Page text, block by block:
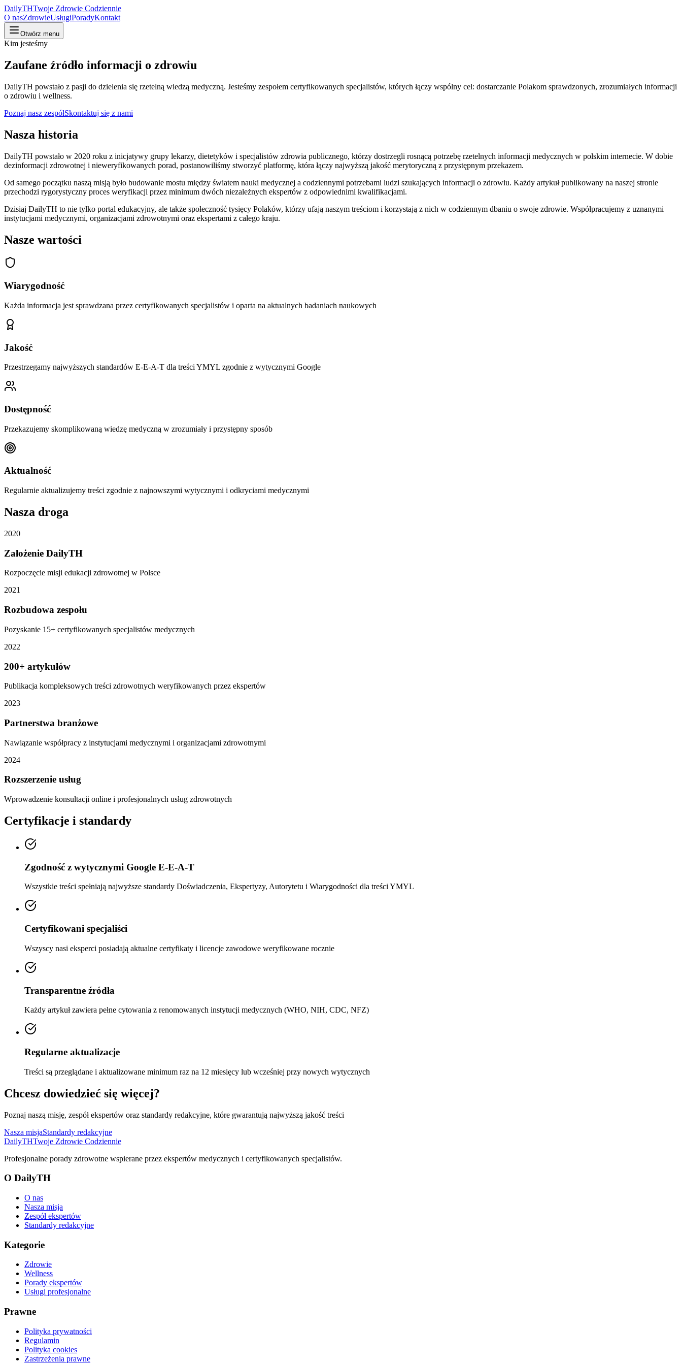
DailyTHTwoje Zdrowie Codziennie
O nasZdrowieUsługiPoradyKontakt
Otwórz menu
Kim jesteśmy
Zaufane źródło informacji o zdrowiu
DailyTH powstało z pasji do dzielenia się rzetelną wiedzą medyczną. Jesteśmy zespołem certyfikowanych specjalistów, których łączy wspólny cel: dostarczanie Polakom sprawdzonych, zrozumiałych informacji
o zdrowiu i wellness.
Poznaj nasz zespółSkontaktuj się z nami
Nasza historia
DailyTH powstało w 2020 roku z inicjatywy grupy lekarzy, dietetyków i specjalistów zdrowia publicznego, którzy dostrzegli rosnącą potrzebę rzetelnych informacji medycznych w polskim internecie. W dobie
dezinformacji zdrowotnej i nieweryfikowanych porad, postanowiliśmy stworzyć platformę, która łączy najwyższą jakość merytoryczną z przystępnym przekazem.
Od samego początku naszą misją było budowanie mostu między światem nauki medycznej a codziennymi potrzebami ludzi szukających informacji o zdrowiu. Każdy artykuł publikowany na naszej stronie
przechodzi rygorystyczny proces weryfikacji przez minimum dwóch niezależnych ekspertów z odpowiednimi kwalifikacjami.
Dzisiaj DailyTH to nie tylko portal edukacyjny, ale także społeczność tysięcy Polaków, którzy ufają naszym treściom i korzystają z nich w codziennym dbaniu o swoje zdrowie. Współpracujemy z uznanymi
instytucjami medycznymi, organizacjami zdrowotnymi oraz ekspertami z całego kraju.
Nasze wartości
Wiarygodność
Każda informacja jest sprawdzana przez certyfikowanych specjalistów i oparta na aktualnych badaniach naukowych
Jakość
Przestrzegamy najwyższych standardów E-E-A-T dla treści YMYL zgodnie z wytycznymi Google
Dostępność
Przekazujemy skomplikowaną wiedzę medyczną w zrozumiały i przystępny sposób
Aktualność
Regularnie aktualizujemy treści zgodnie z najnowszymi wytycznymi i odkryciami medycznymi
Nasza droga
2020
Założenie DailyTH
Rozpoczęcie misji edukacji zdrowotnej w Polsce
2021
Rozbudowa zespołu
Pozyskanie 15+ certyfikowanych specjalistów medycznych
2022
200+ artykułów
Publikacja kompleksowych treści zdrowotnych weryfikowanych przez ekspertów
2023
Partnerstwa branżowe
Nawiązanie współpracy z instytucjami medycznymi i organizacjami zdrowotnymi
2024
Rozszerzenie usług
Wprowadzenie konsultacji online i profesjonalnych usług zdrowotnych
Certyfikacje i standardy
Zgodność z wytycznymi Google E-E-A-T
Wszystkie treści spełniają najwyższe standardy Doświadczenia, Ekspertyzy, Autorytetu i Wiarygodności dla treści YMYL
Certyfikowani specjaliści
Wszyscy nasi eksperci posiadają aktualne certyfikaty i licencje zawodowe weryfikowane rocznie
Transparentne źródła
Każdy artykuł zawiera pełne cytowania z renomowanych instytucji medycznych (WHO, NIH, CDC, NFZ)
Regularne aktualizacje
Treści są przeglądane i aktualizowane minimum raz na 12 miesięcy lub wcześniej przy nowych wytycznych
Chcesz dowiedzieć się więcej?
Poznaj naszą misję, zespół ekspertów oraz standardy redakcyjne, które gwarantują najwyższą jakość treści
Nasza misjaStandardy redakcyjne
DailyTHTwoje Zdrowie Codziennie
Profesjonalne porady zdrowotne wspierane przez ekspertów medycznych i certyfikowanych specjalistów.
O DailyTH
O nas
Nasza misja
Zespół ekspertów
Standardy redakcyjne
Kategorie
Zdrowie
Wellness
Porady ekspertów
Usługi profesjonalne
Prawne
Polityka prywatności
Regulamin
Polityka cookies
Zastrzeżenia prawne